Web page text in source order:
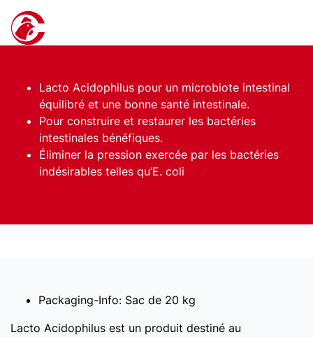
Lacto Acidophilus pour un microbiote intestinal
équilibré et une bonne santé intestinale.
Pour construire et restaurer les bactéries
intestinales bénéfiques.
Éliminer la pression exercée par les bactéries
indésirables telles qu’E. coli
Packaging-Info: Sac de 20 kg
Lacto Acidophilus est un produit destiné au